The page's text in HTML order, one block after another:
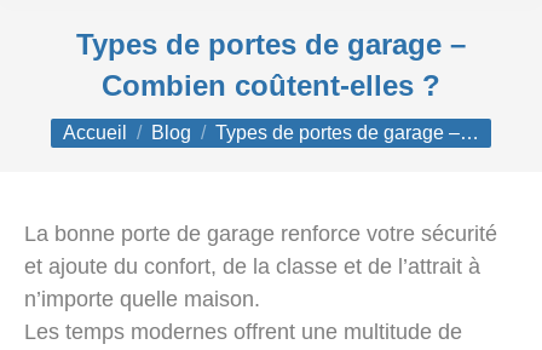
Types de portes de garage –
Combien coûtent-elles ?
Vous êtes ici :
Accueil Blog Types de portes de garage –…
La bonne porte de garage renforce votre sécurité
et ajoute du confort, de la classe et de l’attrait à
n’importe quelle maison.
Les temps modernes offrent une multitude de